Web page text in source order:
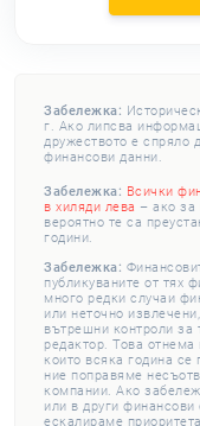
Забележка:
г. Ако липсва
дружеството е спряло
финансови данни.
Забележка: Всички
в хиляди лева – ако за
вероятно те са
години.
Забележка:
публикуваните от тях
много редки случаи
или неточно
вътрешни контроли за
редактор. Това отнема
които всяка година се
ние поправяме
компании. Ако
или в други
ескалираме